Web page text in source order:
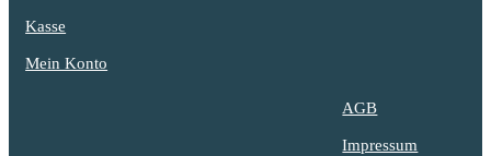
Kasse
Mein Konto
AGB
Impressum